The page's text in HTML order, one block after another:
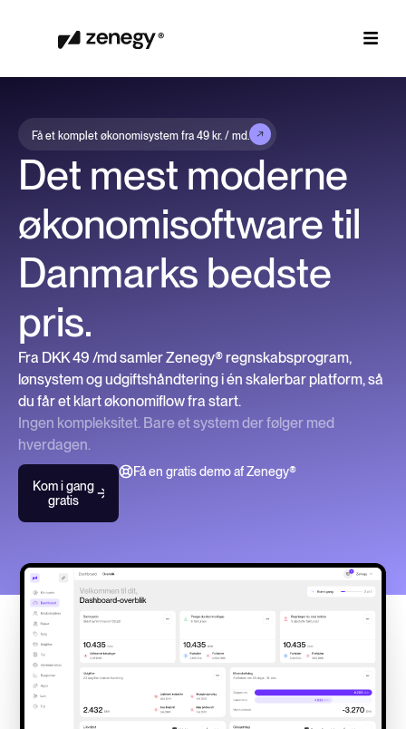
Få et komplet økonomisystem fra 49 kr. / md.
Det mest moderne
økonomisoftware til
Danmarks bedste
pris.
Fra DKK 49 /md samler Zenegy® regnskabsprogram,
lønsystem og udgiftshåndtering i én skalerbar platform, så
du får et klart økonomiflow fra start.
Ingen kompleksitet. Bare et system der følger med
hverdagen.
Kom i gang
gratis
Få en gratis demo af Zenegy®